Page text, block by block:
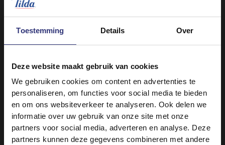
Toestemming Details Over
Deze website maakt gebruik van cookies
We gebruiken cookies om content en advertenties te
personaliseren, om functies voor social media te bieden
en om ons websiteverkeer te analyseren. Ook delen we
informatie over uw gebruik van onze site met onze
partners voor social media, adverteren en analyse. Deze
partners kunnen deze gegevens combineren met andere
2 el olie
1 ui, gesnipperd
1 teen knoflook, geperst
1 duimgroot stuk gember, geraspt
3 el rogan josh-pasta (vegan indien gewenst)
1/2 tl geroosterd zwart uienzaad
Blik tomatenblokjes (à 200 g)
100 g kikkererwten, uitgelekt